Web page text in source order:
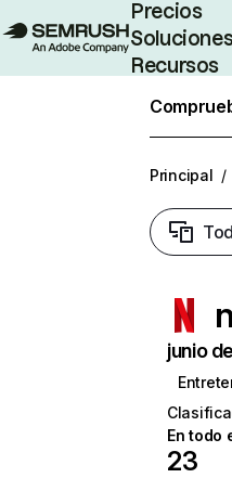
Precios
Recursos
Principal /
junio
En todo
23